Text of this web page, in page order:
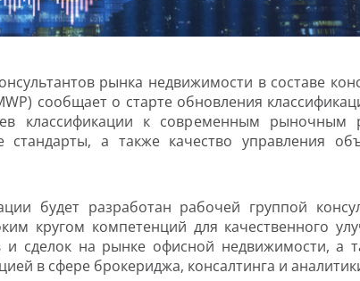
рынка недвижимости в составе
сообщает о старте обновления
классификации к современным рыночным
стандарты, а также качество управления
будет разработан рабочей группой
кругом компетенций для качественного
и сделок на рынке офисной недвижимости, а
в сфере брокериджа, консалтинга и